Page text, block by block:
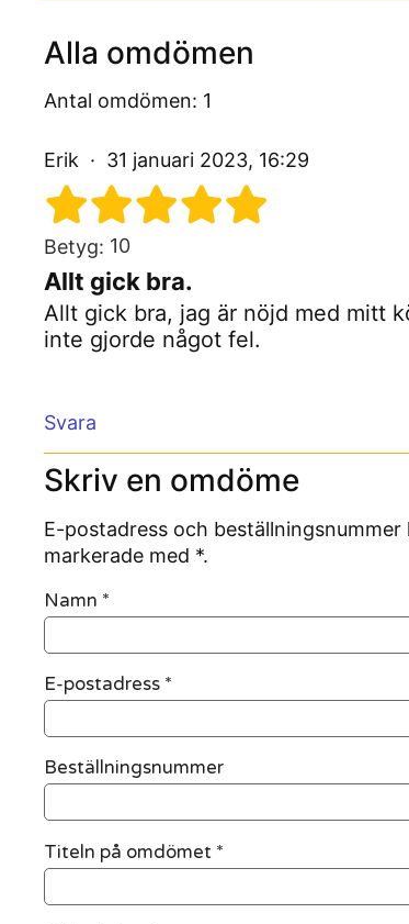
Alla omdömen
Antal omdömen: 1
Erik 31 januari 2023, 16:29
Betyg: 10
Allt gick bra.
Allt gick bra, jag är nöjd med mitt
inte gjorde något fel.
Svara
Skriv en omdöme
E-postadress och
markerade med *.
Namn *
E-postadress *
Beställningsnummer
Titeln på omdömet *